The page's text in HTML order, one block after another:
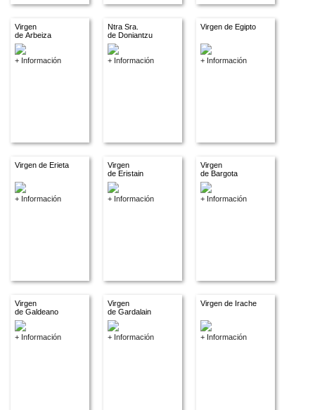
Virgen
de Arbeiza
+ Información
Ntra Sra.
de Doniantzu
+ Información
Virgen de Egipto
+ Información
Virgen de Erieta
+ Información
Virgen
de Eristain
+ Información
Virgen
de Bargota
+ Información
Virgen
de Galdeano
+ Información
Virgen
de Gardalain
+ Información
Virgen de Irache
+ Información